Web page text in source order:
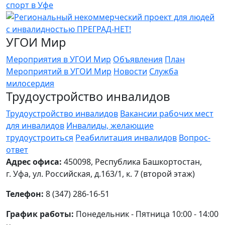
УГОИ Мир
Мероприятия в УГОИ Мир Объявления План
Мероприятий в УГОИ Мир Новости Служба
милосердия
Трудоустройство инвалидов
Трудоустройство инвалидов Вакансии рабочих мест
для инвалидов Инвалиды, желающие
трудоустроиться Реабилитация инвалидов Вопрос-
ответ
Адрес офиса: 450098, Республика Башкортостан,
г. Уфа, ул. Российская, д.163/1, к. 7 (второй этаж)
Телефон: 8 (347) 286-16-51
График работы: Понедельник - Пятница 10:00 - 14:00